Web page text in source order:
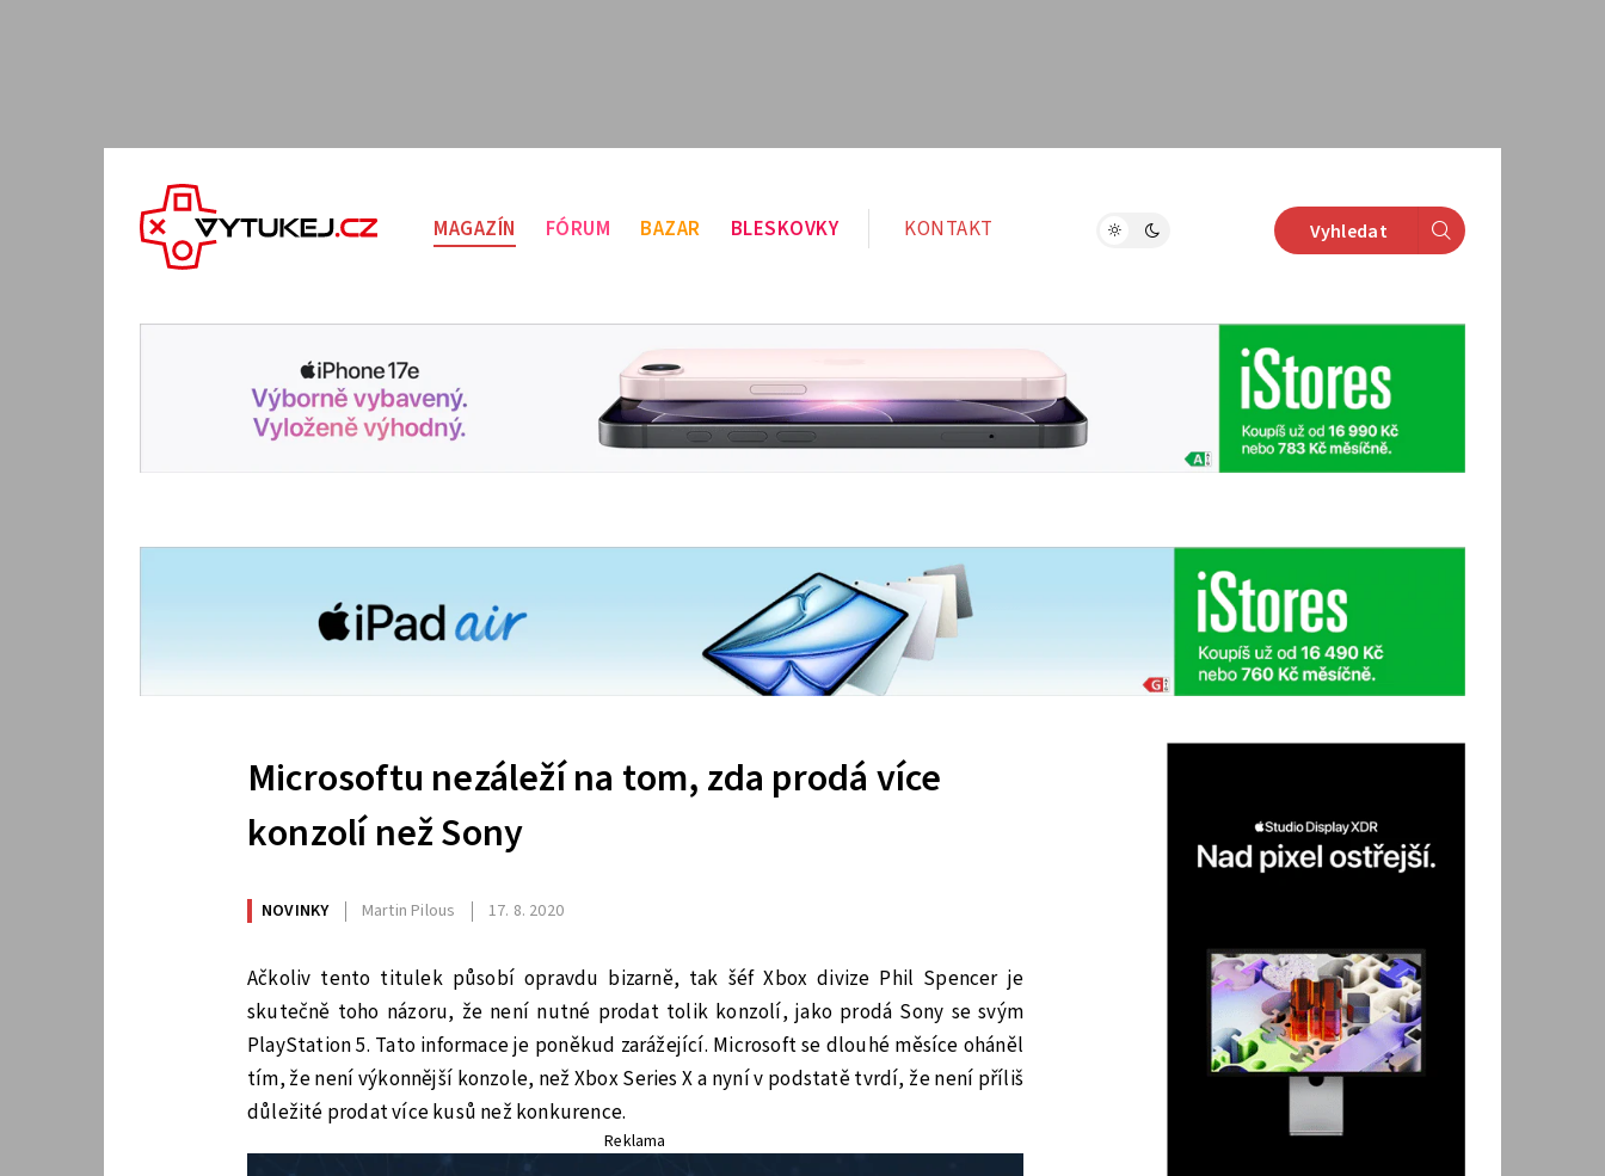
MAGAZÍN FÓRUM BAZAR BLESKOVKY KONTAKT Vyhledat
Microsoftu nezáleží na tom, zda prodá více
konzolí než Sony
NOVINKY Martin Pilous 17. 8. 2020
Ačkoliv tento titulek působí opravdu bizarně, tak šéf Xbox divize Phil Spencer je
skutečně toho názoru, že není nutné prodat tolik konzolí, jako prodá Sony se svým
PlayStation 5. Tato informace je poněkud zarážející. Microsoft se dlouhé měsíce oháněl
tím, že není výkonnější konzole, než Xbox Series X a nyní v podstatě tvrdí, že není příliš
důležité prodat více kusů než konkurence.
Reklama